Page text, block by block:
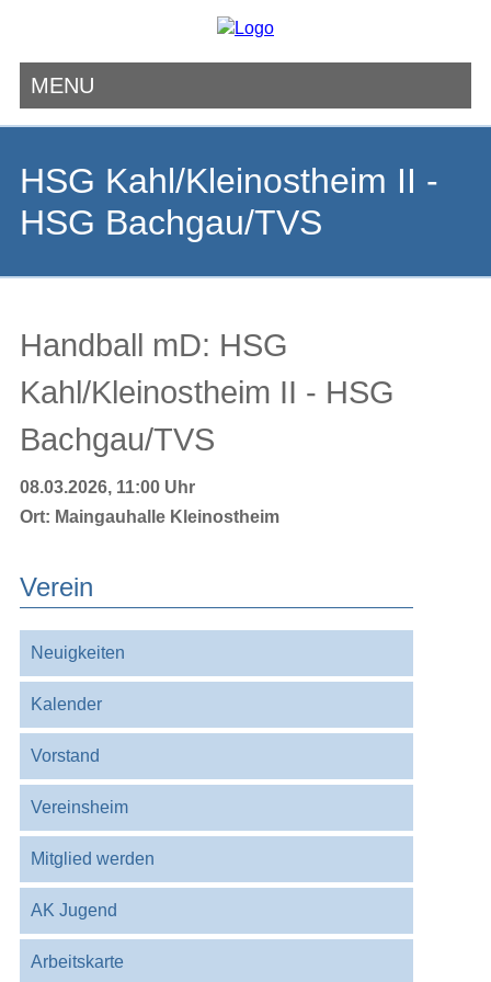
MENU
HSG Kahl/Kleinostheim II -
HSG Bachgau/TVS
Handball mD: HSG
Kahl/Kleinostheim II - HSG
Bachgau/TVS
08.03.2026, 11:00 Uhr
Ort: Maingauhalle Kleinostheim
Verein
überspringen
Neuigkeiten
Kalender
Vorstand
Vereinsheim
Mitglied werden
AK Jugend
Arbeitskarte